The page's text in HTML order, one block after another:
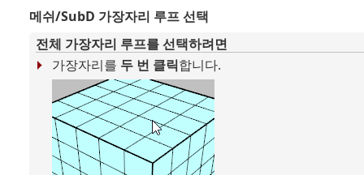
메쉬/SubD 가장자리 루프 선택
전체 가장자리 루프를 선택하려면
가장자리를 두 번 클릭합니다.